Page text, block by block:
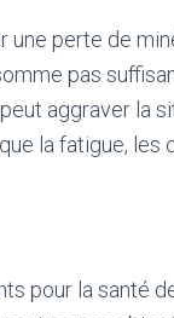
une perte de
pas
aggraver la
la fatigue, les
pour la santé